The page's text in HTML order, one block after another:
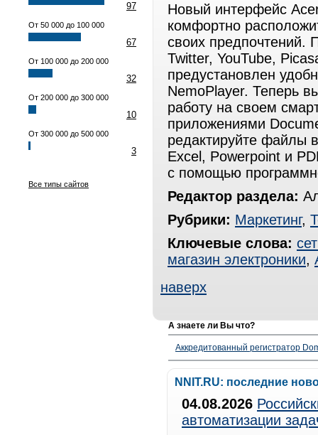
97
От 50 000 до 100 000
67
От 100 000 до 200 000
32
От 200 000 до 300 000
10
От 300 000 до 500 000
3
Все типы сайтов
Новый интерфейс
комфортно
своих предпочтений.
Twitter, YouTube,
предустановлен
NemoPlayer. Теперь
работу на своем
приложениями
редактируйте файлы
Excel, Powerpoint и
с помощью
Редактор раздела:
Рубрики: Маркетинг,
Ключевые слова:
магазин электроники,
наверх
А знаете ли Вы что?
Аккредитованный регистратор
NNIT.RU: последние
04.08.2026
автоматизации